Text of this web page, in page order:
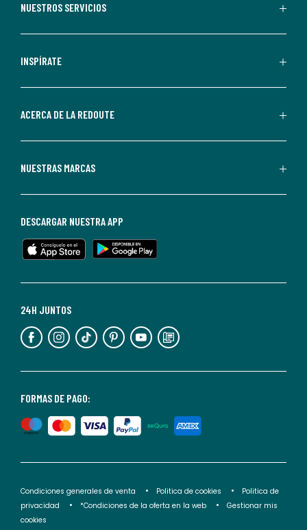
comerciales
personalizadas
parte
Redoute.
de
en
cualquier
Para
información,
puedes
nuestra
de
privacidad</2>.
NUESTROS SERVICIOS
INSPÍRATE
ACERCA DE LA REDOUTE
NUESTRAS MARCAS
FORMAS DE PAGO:
24H JUNTOS
DESCARGAR NUESTRA APP
Condiciones generales de venta Politica de cookies
Politica de
privacidad
*Condiciones de la oferta en la web
Gestionar mis
cookies